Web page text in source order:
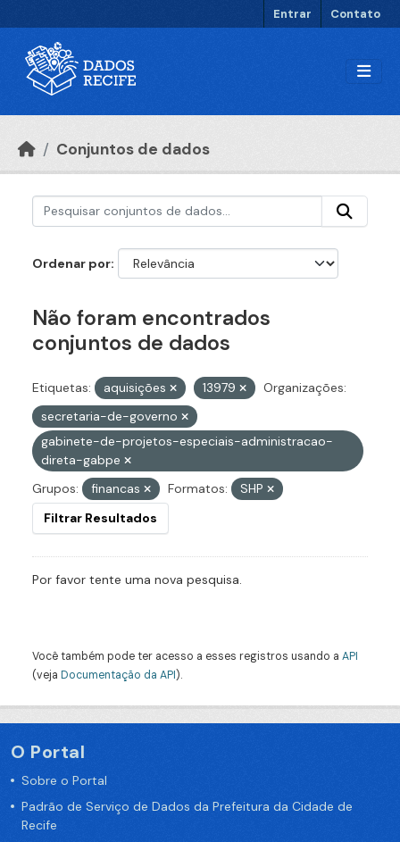
Entrar Contato
Conjuntos de dados
Ordenar por
Não foram encontrados
conjuntos de dados
Etiquetas: aquisições 13979
Organizações:
secretaria-de-governo
gabinete-de-projetos-especiais-administracao-
direta-gabpe
Grupos:
financas Formatos:
SHP
Filtrar Resultados
Por favor tente uma nova pesquisa.
Você também pode ter acesso a esses registros usando a API
(veja Documentação da API).
O Portal
Sobre o Portal
Padrão de Serviço de Dados da Prefeitura da Cidade de
Recife